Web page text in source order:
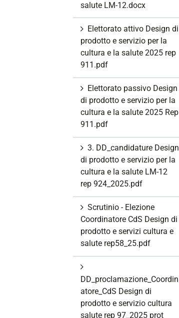
salute LM-12.docx
Elettorato attivo Design di
prodotto e servizio per la
cultura e la salute 2025 rep
911.pdf
Elettorato passivo Design
di prodotto e servizio per la
cultura e la salute 2025 Rep
911.pdf
3. DD_candidature Design
di prodotto e servizio per la
cultura e la salute LM-12
rep 924_2025.pdf
Scrutinio - Elezione
Coordinatore CdS Design di
prodotto e servizi cultura e
salute rep58_25.pdf
DD_proclamazione_Coordin
atore_CdS Design di
prodotto e servizio cultura
salute rep 97_2025 prot